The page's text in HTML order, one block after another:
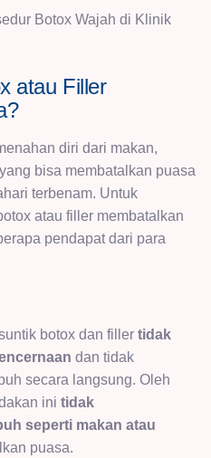
Botox Wajah di Klinik
atau Filler
diri dari makan,
bisa membatalkan puasa
terbenam. Untuk
atau filler membatalkan
pendapat dari para
botox dan filler tidak
dan tidak
secara langsung. Oleh
ini tidak
seperti makan atau
puasa.